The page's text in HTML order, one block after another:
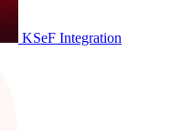
KSeF Integration